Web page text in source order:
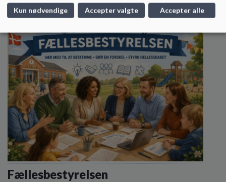
Fællesbestyrelsen
Kun nødvendige Accepter valgte Accepter alle